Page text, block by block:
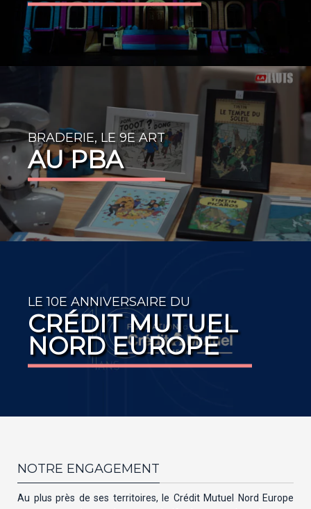
BRADERIE, LE 9E ART
AU PBA
LE 10E ANNIVERSAIRE DU
CRÉDIT MUTUEL
NORD EUROPE
NOTRE ENGAGEMENT
Au plus près de ses territoires, le Crédit Mutuel Nord Europe